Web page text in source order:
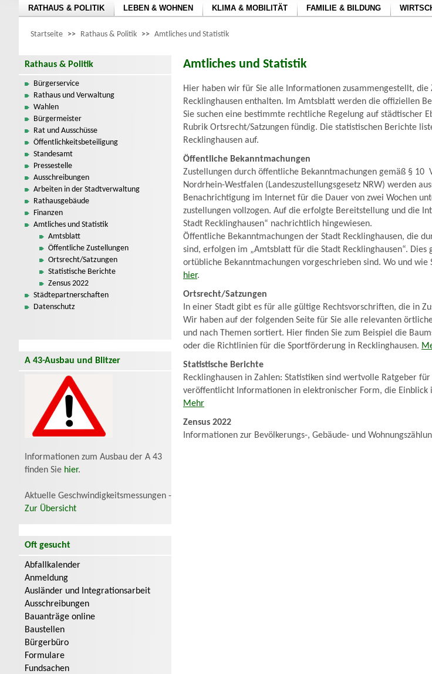
RATHAUS & POLITIK LEBEN & WOHNEN KLIMA & MOBILITÄT FAMILIE & BILDUNG
Startseite >> Rathaus & Politik >> Amtliches und Statistik
Rathaus & Politik
Bürgerservice
Rathaus und Verwaltung
Wahlen
Bürgermeister
Rat und Ausschüsse
Öffentlichkeitsbeteiligung
Standesamt
Pressestelle
Ausschreibungen
Arbeiten in der Stadtverwaltung
Rathausgebäude
Finanzen
Amtliches und Statistik
Amtsblatt
Öffentliche Zustellungen
Ortsrecht/Satzungen
Statistische Berichte
Zensus 2022
Städtepartnerschaften
Datenschutz
A 43-Ausbau und Blitzer
Informationen zum Ausbau der A 43
finden Sie hier.
Aktuelle Geschwindigkeitsmessungen -
Zur Übersicht
Oft gesucht
Abfallkalender
Anmeldung
Ausländer und Integrationsarbeit
Ausschreibungen
Bauanträge online
Baustellen
Bürgerbüro
Formulare
Fundsachen
Amtliches und Statistik
Hier haben wir für Sie alle Informationen zusammengestellt, die
Recklinghausen enthalten. Im Amtsblatt werden die offiziellen
Sie suchen eine bestimmte rechtliche Regelung auf städtischer
Rubrik Ortsrecht/Satzungen fündig. Die statistischen Berichte
Recklinghausen auf.
Öffentliche Bekanntmachungen
Zustellungen durch öffentliche Bekanntmachungen gemäß § 10
Nordrhein-Westfalen (Landeszustellungsgesetz NRW) werden
Benachrichtigung im Internet für die Dauer von zwei Wochen
zustellungen vollzogen. Auf die erfolgte Bereitstellung und die
Stadt Recklinghausen“ nachrichtlich hingewiesen.
Öffentliche Bekanntmachungen der Stadt Recklinghausen, die
sind, erfolgen im „Amtsblatt für die Stadt Recklinghausen“.
ortübliche Bekanntmachungen vorgeschrieben sind. Wo und
hier.
Ortsrecht/Satzungen
In einer Stadt gibt es für alle gültige Rechtsvorschriften, die in
Wir haben auf der folgenden Seite für Sie alle relevanten
und nach Themen sortiert. Hier finden Sie zum Beispiel die
oder die Richtlinien für die Sportförderung in Recklinghausen.
Statistische Berichte
Recklinghausen in Zahlen: Statistiken sind wertvolle Ratgeber
veröffentlicht Informationen in elektronischer Form, die Einblick
Mehr
Zensus 2022
Informationen zur Bevölkerungs-, Gebäude- und